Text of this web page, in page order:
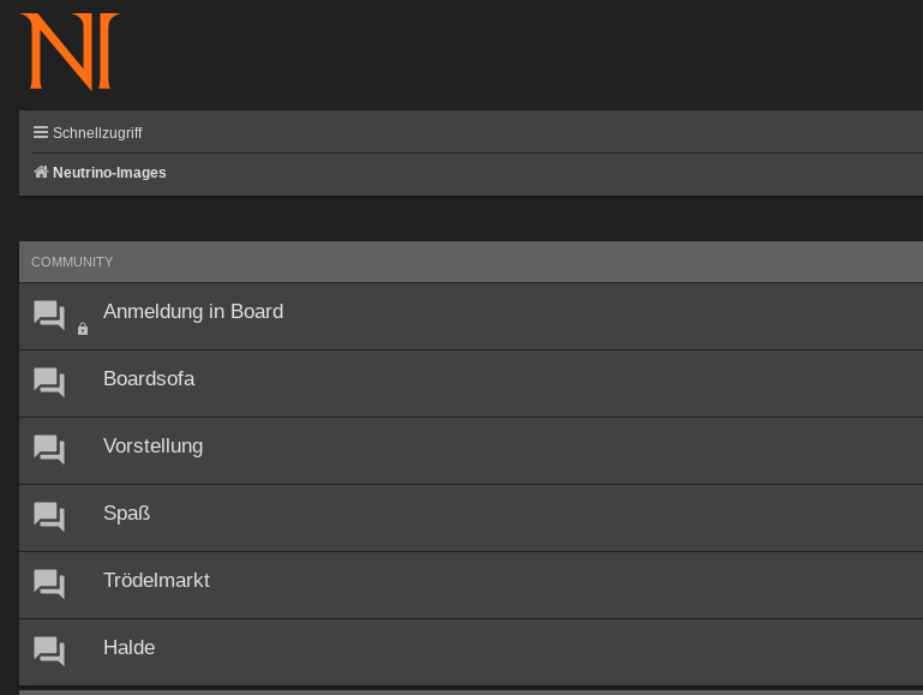
Schnellzugriff
Neutrino-Images
COMMUNITY
Anmeldung in Board
Boardsofa
Vorstellung
Spaß
Trödelmarkt
Halde